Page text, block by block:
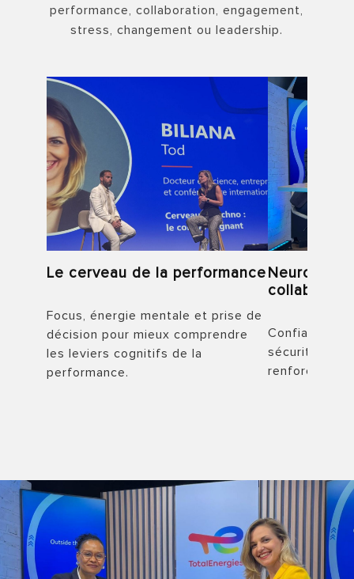
performance, collaboration, engagement,
stress, changement ou leadership.
Le cerveau de la performance
Focus, énergie mentale et prise de
décision pour mieux comprendre
les leviers cognitifs de la
performance.
Confiance,
sécurité
renforcer